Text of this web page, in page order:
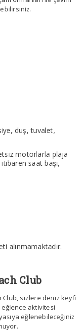
duş, tuvalet,
motorlarla plaja
saat başı,
alınmamaktadır.
Club
Club, sizlere deniz keyfi
eğlence aktivitesi
eğlenebileceğiniz